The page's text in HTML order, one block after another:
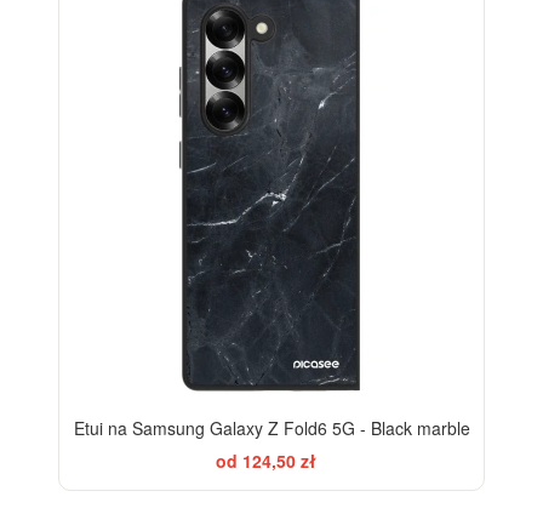
Etui na Samsung Galaxy Z Fold6 5G - Black marble
od 124,50 zł